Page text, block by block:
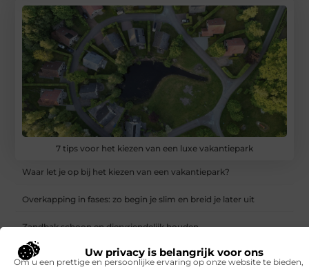
Uw privacy is belangrijk voor ons
Om u een prettige en persoonlijke ervaring op onze website te bieden,
7 tips voor het kiezen van een luxe vakantiepark
Waar let je op bij het kiezen van een vakantiepark?
Overkapping in fases: zo begin je slim en breid je later uit
Zandbak schoon en diervriendelijk houden
Vind de perfecte garage in Eerbeek